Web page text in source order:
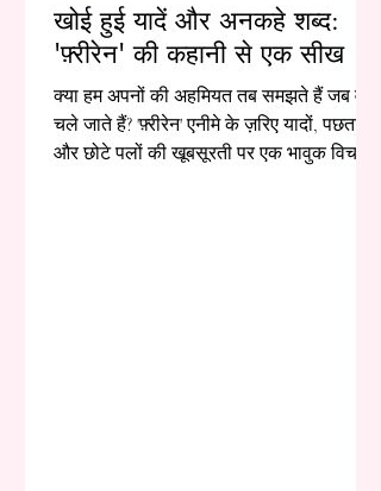
खोई हुई यादें और अनकहे शब्द:
'फ़्रीरेन' की कहानी से एक सीख
क्या हम अपनों की अहमियत तब समझते हैं जब वे
चले जाते हैं? 'फ़्रीरेन' एनीमे के ज़रिए यादों, पछतावे
और छोटे पलों की खूबसूरती पर एक भावुक विचार।